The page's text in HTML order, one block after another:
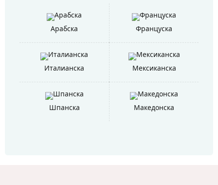
Арабска Француска
Италианска Мексиканска
Шпанска Македонска